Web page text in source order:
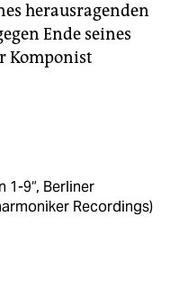
herausragenden
Ende seines
Komponist
1-9“, Berliner
Recordings)